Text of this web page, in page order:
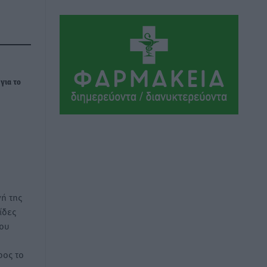
το
της
το
πριν 3 ώρες
ΠΑΜΕ ΣΤΟΙΧΗΜΑ: Περισσότερα από 95
εκατομμύρια ευρώ σε κέρδη μοίρασε
τον Ιούλιο
Αθλητικά• πριν 3 ώρες